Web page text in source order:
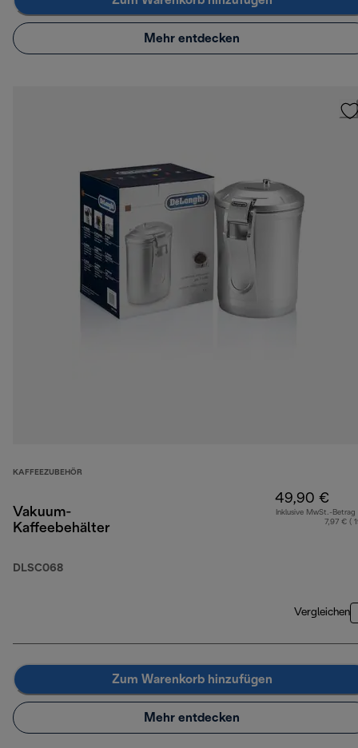
Mehr entdecken
KAFFEEZUBEHÖR
Vakuum-
Kaffeebehälter
DLSC068
49,90 €
Inklusive MwSt.-Betrag
7,97 € (
Vergleichen
Zum Warenkorb hinzufügen
Mehr entdecken